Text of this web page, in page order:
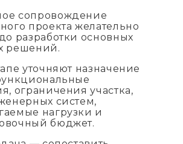
сопровождение
проекта желательно
разработки основных
решений.
уточняют назначение
ограничения участка,
систем,
нагрузки и
бюджет.